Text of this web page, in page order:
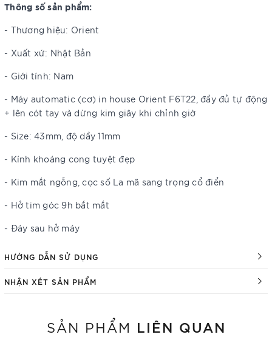
Thông số sản phẩm:
- Thương hiệu: Orient
- Xuất xứ: Nhật Bản
- Giới tính: Nam
- Máy automatic (cơ) in house Orient F6T22, đầy đủ tự động
+ lên cót tay và dừng kim giây khi chỉnh giờ
- Size: 43mm, độ dầy 11mm
- Kính khoáng cong tuyệt đẹp
- Kim mắt ngỗng, cọc số La mã sang trọng cổ điển
- Hở tim góc 9h bắt mắt
- Đáy sau hở máy
HƯỚNG DẪN SỬ DỤNG
NHẬN XÉT SẢN PHẨM
SẢN PHẨM LIÊN QUAN